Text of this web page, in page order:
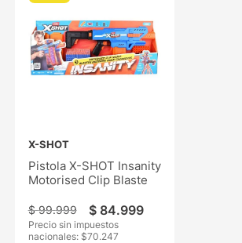
X-SHOT
Pistola X-SHOT Insanity
Motorised Clip Blaste
$ 99.999 $ 84.999
Precio sin impuestos
nacionales: $70.247